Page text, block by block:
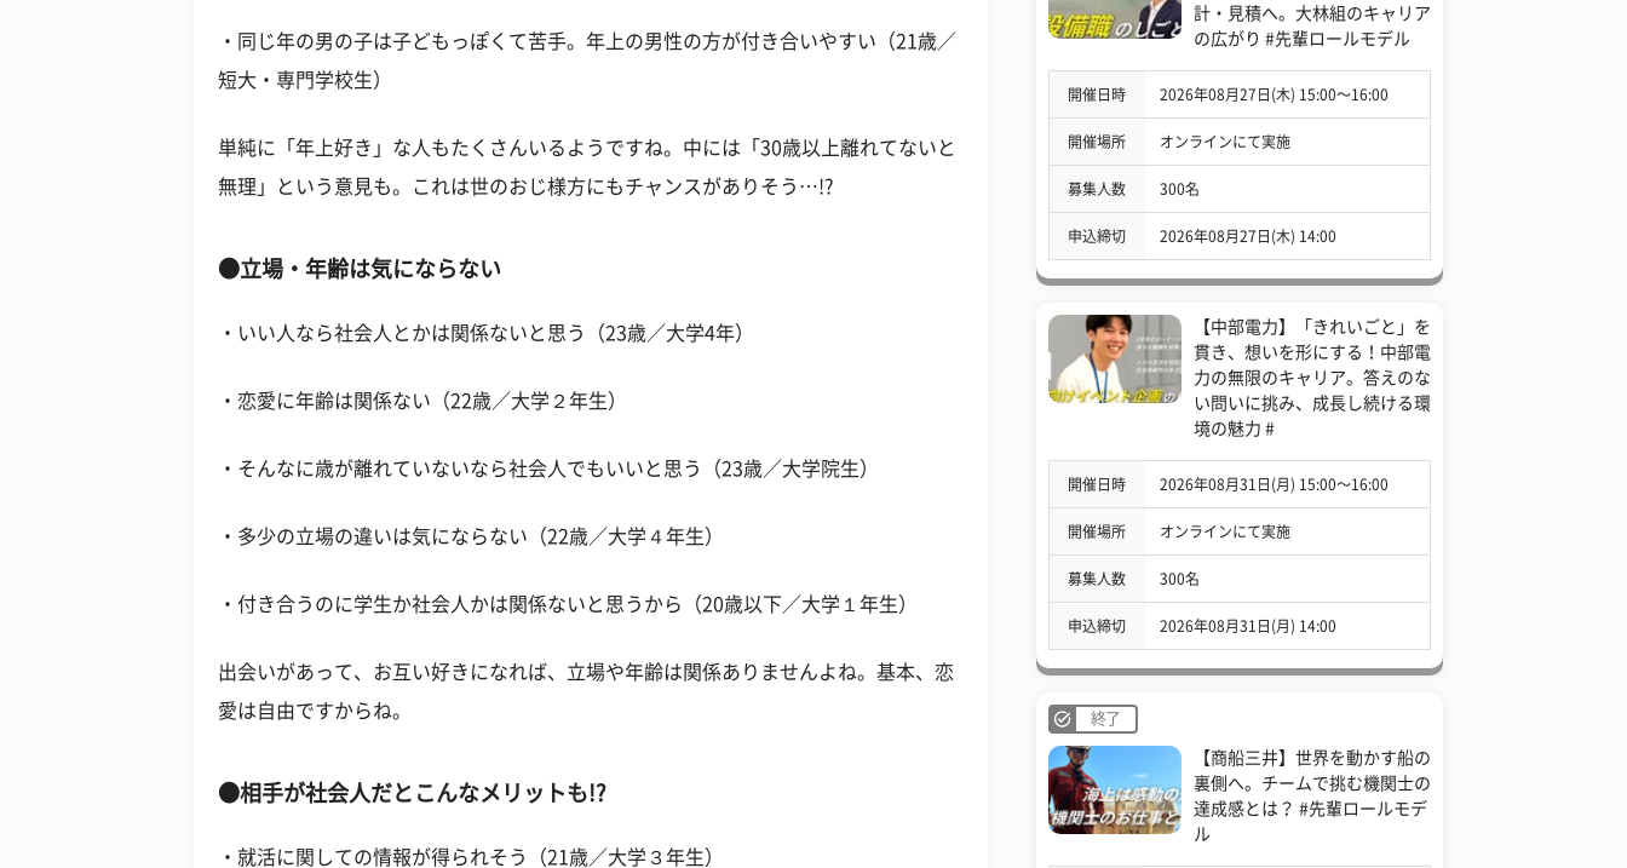
・同じ年の男の子は子どもっぽくて苦手。年上の男性の方が付き合いやすい（21歳／
短大・専門学校生）
単純に「年上好き」な人もたくさんいるようですね。中には「30歳以上離れてないと
無理」という意見も。これは世のおじ様方にもチャンスがありそう…!?
●立場・年齢は気にならない
・いい人なら社会人とかは関係ないと思う（23歳／大学4年）
・恋愛に年齢は関係ない（22歳／大学２年生）
・そんなに歳が離れていないなら社会人でもいいと思う（23歳／大学院生）
・多少の立場の違いは気にならない（22歳／大学４年生）
・付き合うのに学生か社会人かは関係ないと思うから（20歳以下／大学１年生）
出会いがあって、お互い好きになれば、立場や年齢は関係ありませんよね。基本、恋
愛は自由ですからね。
●相手が社会人だとこんなメリットも!?
・就活に関しての情報が得られそう（21歳／大学３年生）
計・見積へ。大林組のキャリア
の広がり #先輩ロールモデル
開催日時 2026年08月27日(木) 15:00〜16:00
開催場所 オンラインにて実施
募集人数 300名
申込締切 2026年08月27日(木) 14:00
【中部電力】「きれいごと」を
貫き、想いを形にする！中部電
力の無限のキャリア。答えのな
い問いに挑み、成長し続ける環
境の魅力 #
開催日時 2026年08月31日(月) 15:00〜16:00
開催場所 オンラインにて実施
募集人数 300名
申込締切 2026年08月31日(月) 14:00
終了
【商船三井】世界を動かす船の
裏側へ。チームで挑む機関士の
達成感とは？ #先輩ロールモデ
ル